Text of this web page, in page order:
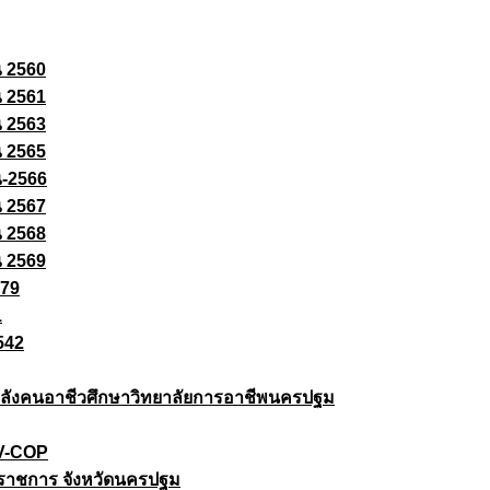
2560
2561
2563
2565
2566
2567
2568
2569
งคนอาชีวศึกษาวิทยาลัยการอาชีพนครปฐม
COP
าชการ จังหวัดนครปฐม